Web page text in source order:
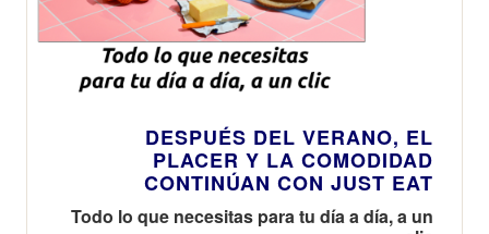
DESPUÉS DEL VERANO, EL
PLACER Y LA COMODIDAD
CONTINÚAN CON JUST EAT
Todo lo que necesitas para tu día a día, a un